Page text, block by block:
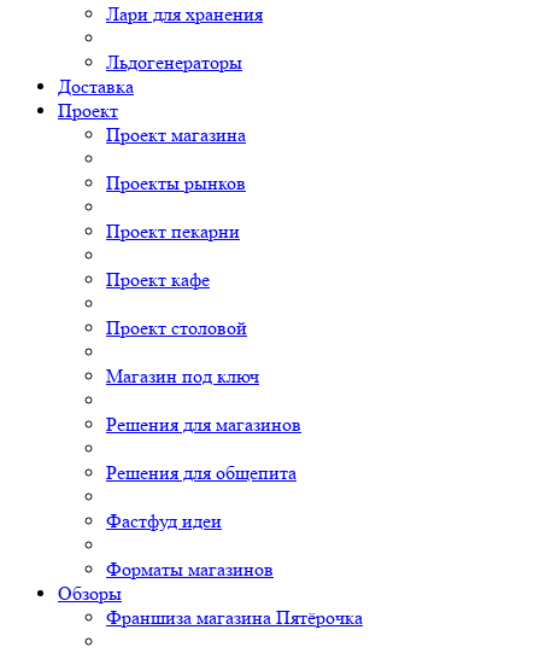
Лари для хранения
Льдогенераторы
Доставка
Проект
Проект магазина
Проекты рынков
Проект пекарни
Проект кафе
Проект столовой
Магазин под ключ
Решения для магазинов
Решения для общепита
Фастфуд идеи
Форматы магазинов
Обзоры
Франшиза магазина Пятёрочка